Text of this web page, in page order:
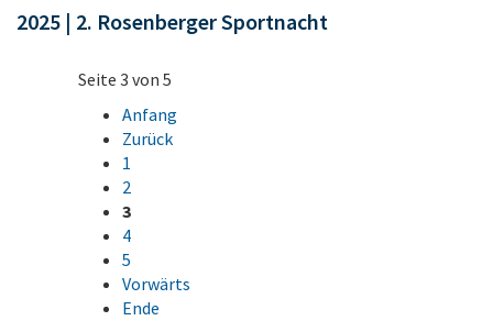
2025 | 2. Rosenberger Sportnacht
Seite 3 von 5
Anfang
Zurück
1
2
3
4
5
Vorwärts
Ende